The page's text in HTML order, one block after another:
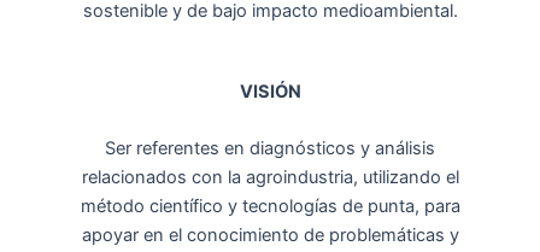
sostenible y de bajo impacto medioambiental.
VISIÓN
Ser referentes en diagnósticos y análisis
relacionados con la agroindustria, utilizando el
método científico y tecnologías de punta, para
apoyar en el conocimiento de problemáticas y